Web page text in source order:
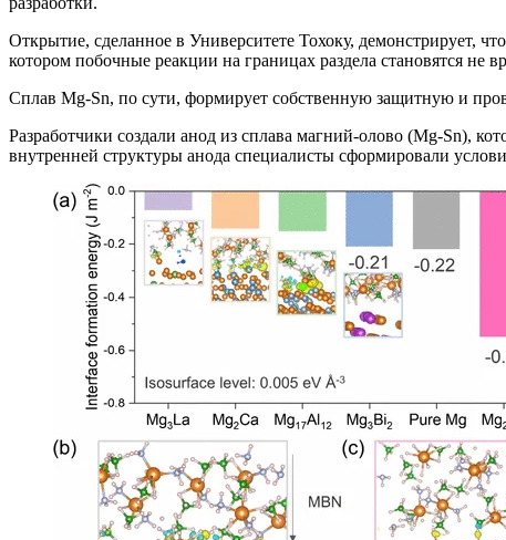
Открытие, сделанное в Университете Тохоку, демонстрирует,
котором побочные реакции на границах раздела становятся
Сплав Mg-Sn, по сути, формирует собственную защитную и
Разработчики создали анод из сплава магний-олово (Mg-Sn),
внутренней структуры анода специалисты сформировали